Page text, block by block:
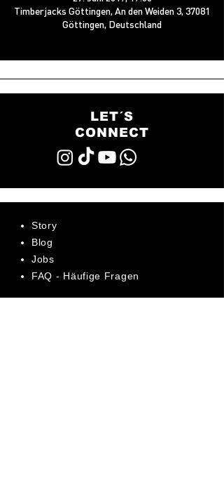
Timberjacks Göttingen, An den Weiden 3, 37081
Göttingen, Deutschland
LET´S
CONNECT
Story
Blog
Jobs
FAQ - Häufige Fragen